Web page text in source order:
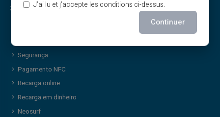
Segurança & serviços
Segurança
Pagamento NFC
Recarga online
Recarga em dinheiro
Neosurf
J’ai lu et j’accepte les conditions ci-dessus.
Continuer